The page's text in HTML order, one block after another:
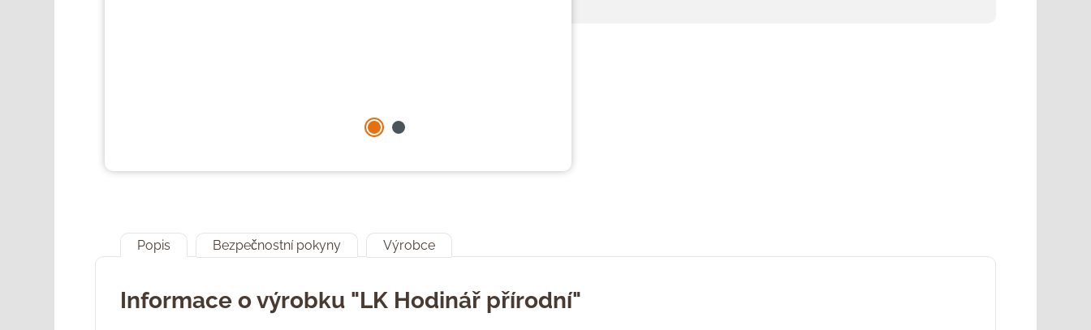
Popis Bezpečnostní pokyny Výrobce
Informace o výrobku "LK Hodinář přírodní"